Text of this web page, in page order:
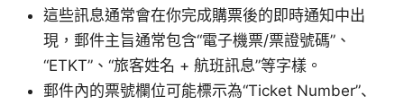
這些訊息通常會在你完成購票後的即時通知中出
現，郵件主旨通常包含“電子機票/票證號碼”、
“ETKT”、“旅客姓名 + 航班訊息”等字樣。
郵件內的票號欄位可能標示為“Ticket Number”、